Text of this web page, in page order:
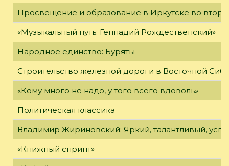
Просвещение и образование в Иркутске во
«Музыкальный путь: Геннадий Рождественский»
Народное единство: Буряты
Строительство железной дороги в Восточной
«Кому много не надо, у того всего вдоволь»
Политическая классика
Владимир Жириновский: Яркий, талантливый,
«Книжный спринт»